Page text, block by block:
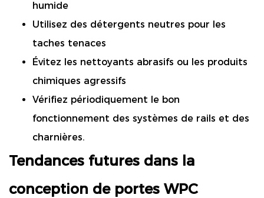
humide
Utilisez des détergents neutres pour les
taches tenaces
Évitez les nettoyants abrasifs ou les produits
chimiques agressifs
Vérifiez périodiquement le bon
fonctionnement des systèmes de rails et des
charnières.
Tendances futures dans la
conception de portes WPC